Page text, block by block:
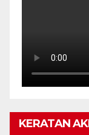
KERATAN